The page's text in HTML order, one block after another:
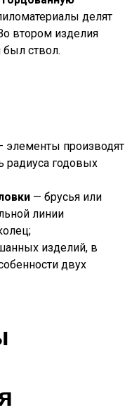
делят
втором изделия
был ствол.
элементы производят
радиуса годовых
— брусья или
линии
изделий, в
двух